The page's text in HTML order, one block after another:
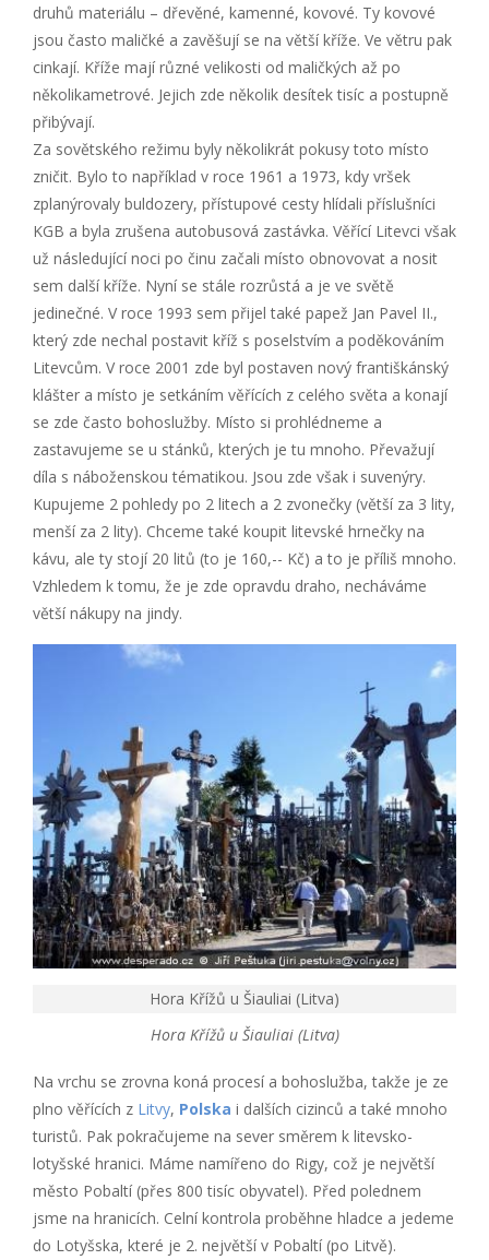
druhů materiálu – dřevěné, kamenné, kovové. Ty kovové
jsou často maličké a zavěšují se na větší kříže. Ve větru pak
cinkají. Kříže mají různé velikosti od maličkých až po
několikametrové. Jejich zde několik desítek tisíc a postupně
přibývají.
Za sovětského režimu byly několikrát pokusy toto místo
zničit. Bylo to například v roce 1961 a 1973, kdy vršek
zplanýrovaly buldozery, přístupové cesty hlídali příslušníci
KGB a byla zrušena autobusová zastávka. Věřící Litevci však
už následující noci po činu začali místo obnovovat a nosit
sem další kříže. Nyní se stále rozrůstá a je ve světě
jedinečné. V roce 1993 sem přijel také papež Jan Pavel II.,
který zde nechal postavit kříž s poselstvím a poděkováním
Litevcům. V roce 2001 zde byl postaven nový františkánský
klášter a místo je setkáním věřících z celého světa a konají
se zde často bohoslužby. Místo si prohlédneme a
zastavujeme se u stánků, kterých je tu mnoho. Převažují
díla s náboženskou tématikou. Jsou zde však i suvenýry.
Kupujeme 2 pohledy po 2 litech a 2 zvonečky (větší za 3 lity,
menší za 2 lity). Chceme také koupit litevské hrnečky na
kávu, ale ty stojí 20 litů (to je 160,-- Kč) a to je příliš mnoho.
Vzhledem k tomu, že je zde opravdu draho, necháváme
větší nákupy na jindy.
Hora Křížů u Šiauliai (Litva)
Hora Křížů u Šiauliai (Litva)
Na vrchu se zrovna koná procesí a bohoslužba, takže je ze
plno věřících z Litvy, Polska i dalších cizinců a také mnoho
turistů. Pak pokračujeme na sever směrem k litevsko-
lotyšské hranici. Máme namířeno do Rigy, což je největší
město Pobaltí (přes 800 tisíc obyvatel). Před polednem
jsme na hranicích. Celní kontrola proběhne hladce a jedeme
do Lotyšska, které je 2. největší v Pobaltí (po Litvě).